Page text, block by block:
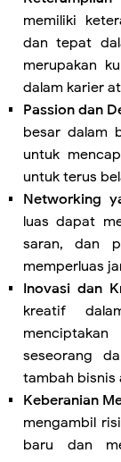
memiliki
dan tepat
merupakan
dalam karier
Passion dan
besar dalam
untuk
untuk terus
Networking
luas dapat
saran, dan
memperluas
Inovasi dan
kreatif
seseorang
tambah bisnis
Keberanian
mengambil
baru dan